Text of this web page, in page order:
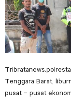
Tenggara Barat,
pusat – pusat